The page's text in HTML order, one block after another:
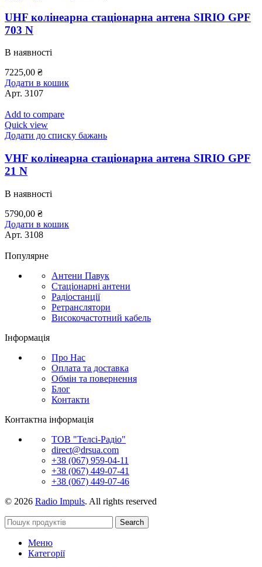
UHF колінеарна стаціонарна антена SIRIO GPF
703 N
В наявності
7225,00 ₴
Додати в кошик
Арт. 3107
Add to compare
Quick view
Додати до списку бажань
VHF колінеарна стаціонарна антена SIRIO GPF
21 N
В наявності
5790,00 ₴
Додати в кошик
Арт. 3108
Популярне
Антени Павук
Стаціонарні антени
Радіостанції
Ретранслятори
Високочастотний кабель
Інформація
Про Нас
Оплата та доставка
Обмін та повернення
Блог
Контакти
Контактна інформація
ТОВ "Телсі-Радіо"
direct@drsua.com
+38 (067) 959-04-11
+38 (067) 449-07-41
+38 (067) 449-07-46
© 2026 Radio Impuls. All rights reserved
Search
Меню
Категорії